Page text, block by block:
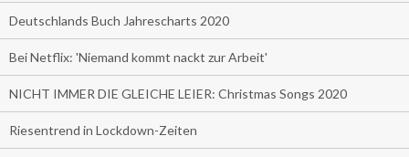
Deutschlands Buch Jahrescharts 2020
Bei Netflix: 'Niemand kommt nackt zur Arbeit'
NICHT IMMER DIE GLEICHE LEIER: Christmas Songs 2020
Riesentrend in Lockdown-Zeiten